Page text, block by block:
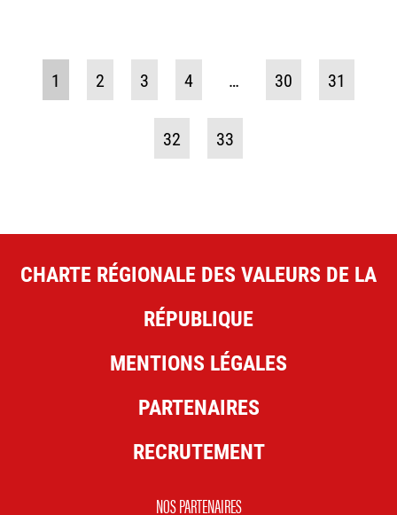
1 2 3 4 … 30 31
32 33
CHARTE RÉGIONALE DES VALEURS DE LA
RÉPUBLIQUE
MENTIONS LÉGALES
PARTENAIRES
RECRUTEMENT
NOS PARTENAIRES